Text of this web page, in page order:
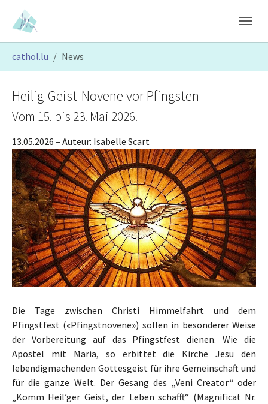
Skip to main content
Skip to page footer
cathol.lu News
Heilig-Geist-Novene vor Pfingsten
Vom 15. bis 23. Mai 2026.
13.05.2026 – Auteur: Isabelle Scart
Die Tage zwischen Christi Himmelfahrt und dem
Pfingstfest («Pfingstnovene») sollen in besonderer Weise
der Vorbereitung auf das Pfingstfest dienen. Wie die
Apostel mit Maria, so erbittet die Kirche Jesu den
lebendigmachenden Gottesgeist für ihre Gemeinschaft und
für die ganze Welt. Der Gesang des „Veni Creator“ oder
„Komm Heil’ger Geist, der Leben schafft“ (Magnificat Nr.